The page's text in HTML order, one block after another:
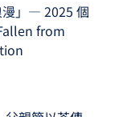
漫」— 2025 個
from